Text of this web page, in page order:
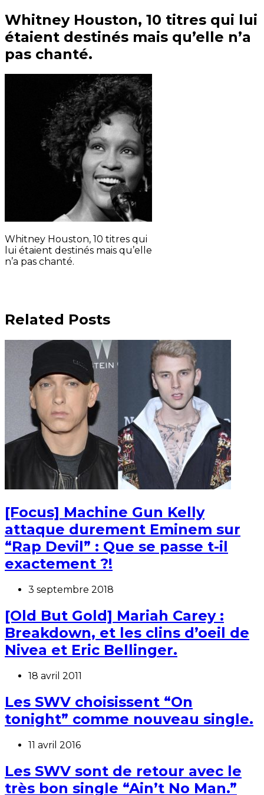
Whitney Houston, 10 titres qui lui
étaient destinés mais qu’elle n’a
pas chanté.
Whitney Houston, 10 titres qui
lui étaient destinés mais qu’elle
n’a pas chanté.
Related Posts
[Focus] Machine Gun Kelly
attaque durement Eminem sur
“Rap Devil” : Que se passe t-il
exactement ?!
3 septembre 2018
[Old But Gold] Mariah Carey :
Breakdown, et les clins d’oeil de
Nivea et Eric Bellinger.
18 avril 2011
Les SWV choisissent “On
tonight” comme nouveau single.
11 avril 2016
Les SWV sont de retour avec le
très bon single “Ain’t No Man.”